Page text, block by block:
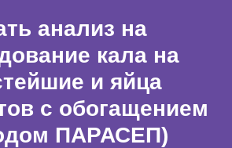
анализ на
кала на
и яйца
с обогащением
ПАРАСЕП)